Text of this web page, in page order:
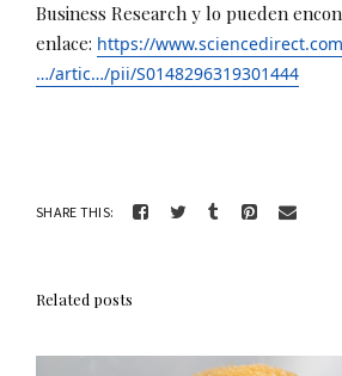
Business Research y lo pueden
enlace: https://
…/artic…/pii/S0148296319301444
SHARE THIS:
Related posts